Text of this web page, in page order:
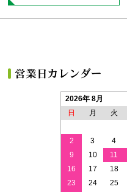
2026年 8月
日
月 火
2
3 4
9
10 11
16
17 18
23
24 25